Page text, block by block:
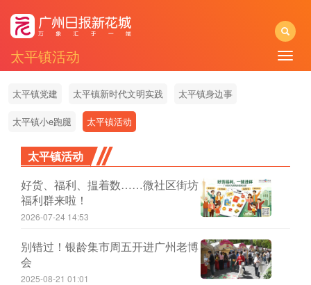
太平镇活动
Toggle
太平镇党建 太平镇新时代文明实践 太平镇身边事
太平镇小e跑腿 太平镇活动
太平镇活动
好货、福利、揾着数……微社区街坊
福利群来啦！
2026-07-24 14:53
别错过！银龄集市周五开进广州老博
会
2025-08-21 01:01